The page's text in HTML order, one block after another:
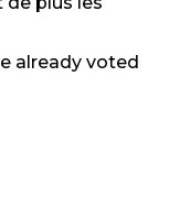
already voted